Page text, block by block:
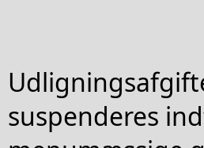
suspenderes